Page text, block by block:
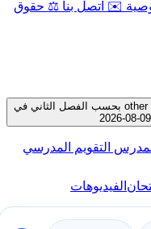
✉️ اتصل بنا ⚖️ حقوق
جميع الملفات المتوفرة بحسب أخبار في مادة other بحسب الفصل الثاني في
التقويم المدرسي
الفيديوهات